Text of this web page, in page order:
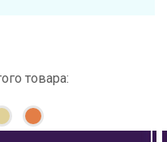
товара: